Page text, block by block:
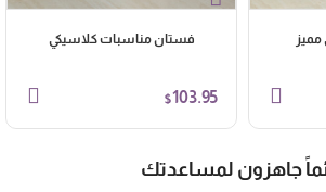
فستان مناسبات كلاسيكي
$103.95
جاهزون لمساعدتك